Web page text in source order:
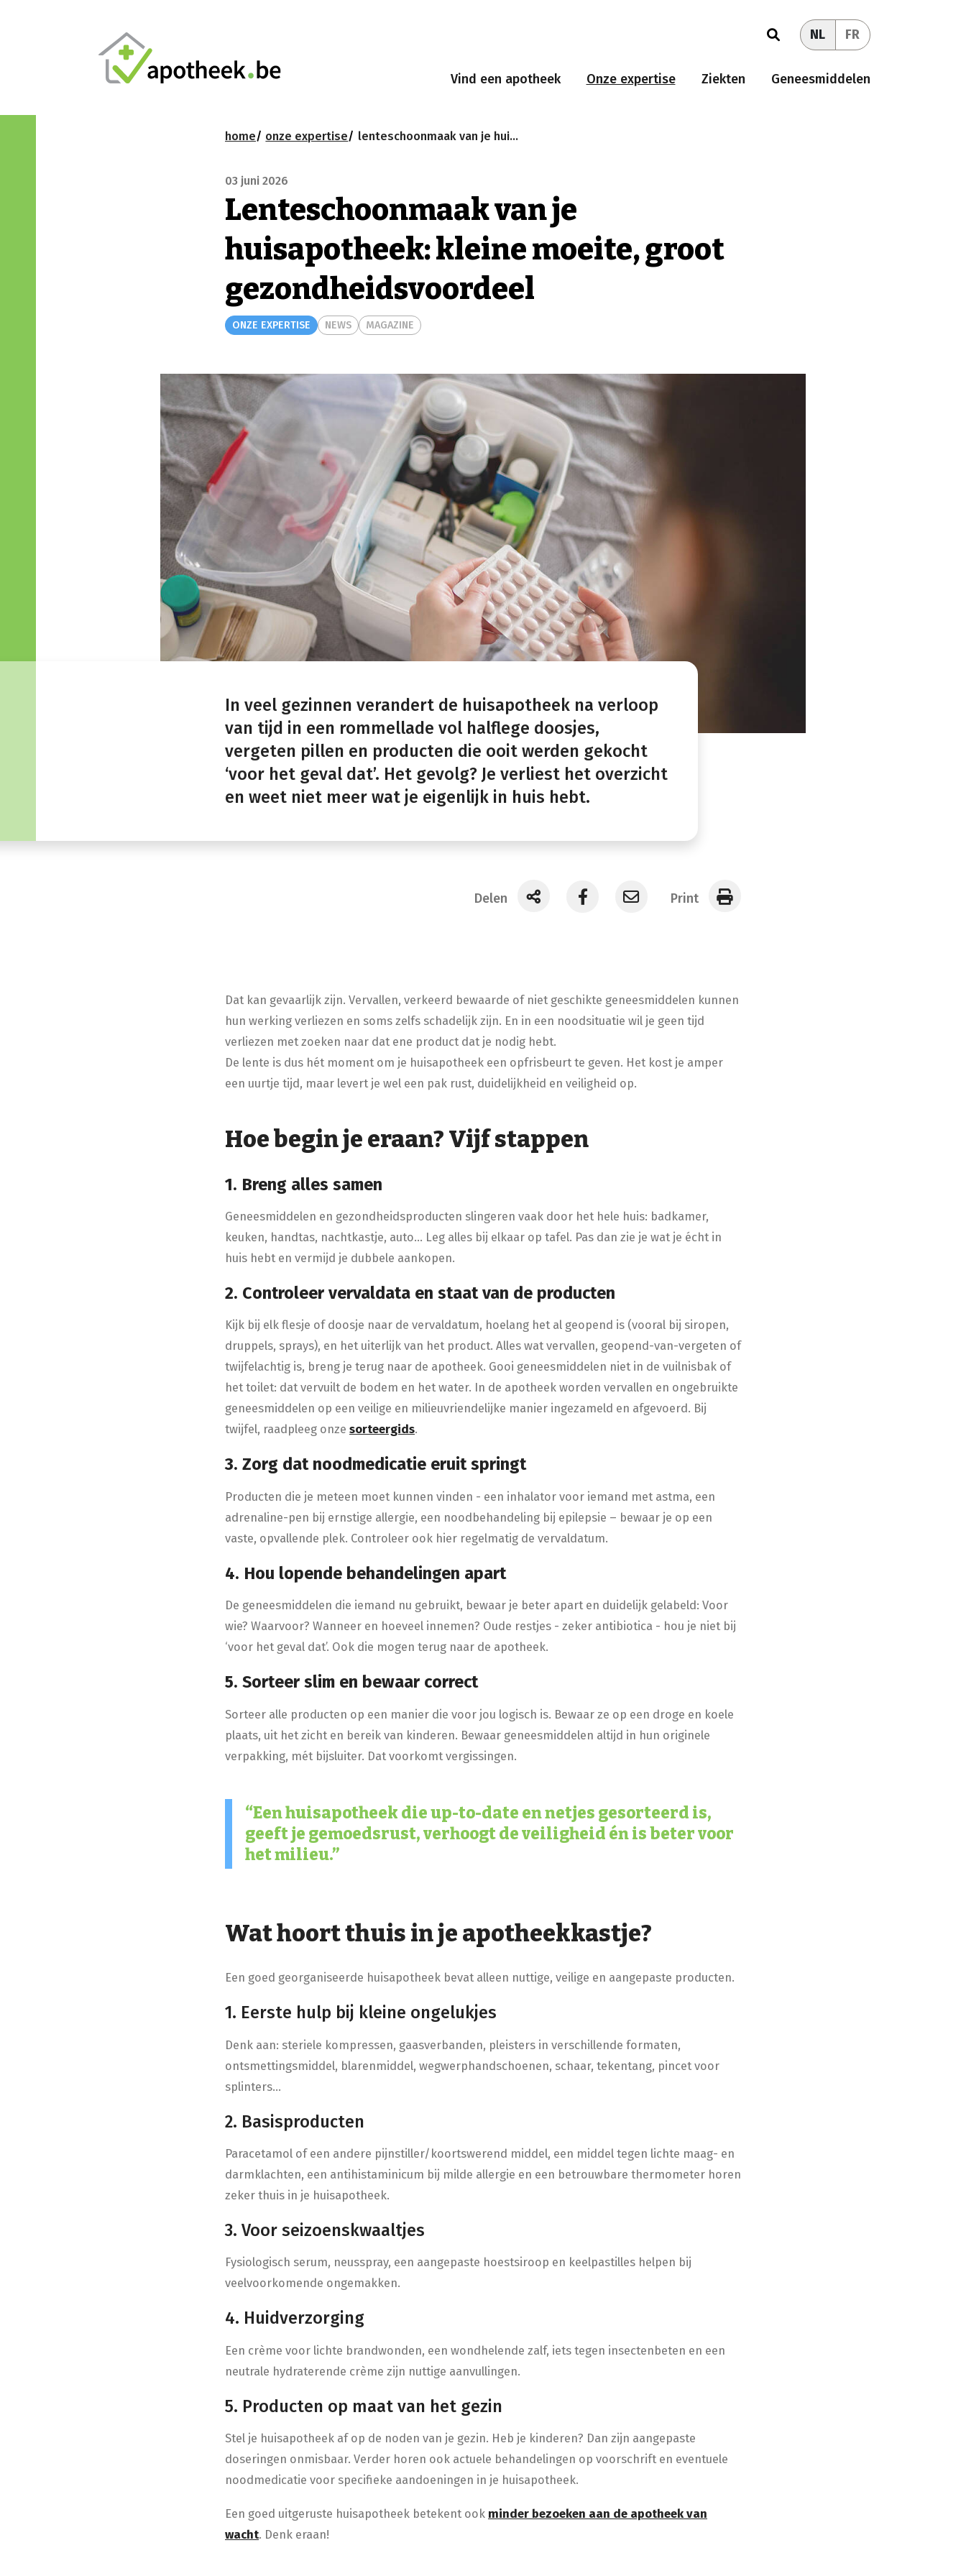
NL FR
Vind een apotheek Onze expertise Ziekten Geneesmiddelen
home onze expertise lenteschoonmaak van je huisapotheek: kleine moeite, groot gezondheidsvoordeel
03 juni 2026
Lenteschoonmaak van je
huisapotheek: kleine moeite, groot
gezondheidsvoordeel
ONZE EXPERTISE NEWS MAGAZINE
In veel gezinnen verandert de huisapotheek na verloop
van tijd in een rommellade vol halflege doosjes,
vergeten pillen en producten die ooit werden gekocht
‘voor het geval dat’. Het gevolg? Je verliest het overzicht
en weet niet meer wat je eigenlijk in huis hebt.
Delen Print
Dat kan gevaarlijk zijn. Vervallen, verkeerd bewaarde of niet geschikte geneesmiddelen kunnen
hun werking verliezen en soms zelfs schadelijk zijn. En in een noodsituatie wil je geen tijd
verliezen met zoeken naar dat ene product dat je nodig hebt.
De lente is dus hét moment om je huisapotheek een opfrisbeurt te geven. Het kost je amper
een uurtje tijd, maar levert je wel een pak rust, duidelijkheid en veiligheid op.
Hoe begin je eraan? Vijf stappen
1. Breng alles samen
Geneesmiddelen en gezondheidsproducten slingeren vaak door het hele huis: badkamer,
keuken, handtas, nachtkastje, auto… Leg alles bij elkaar op tafel. Pas dan zie je wat je écht in
huis hebt en vermijd je dubbele aankopen.
2. Controleer vervaldata en staat van de producten
Kijk bij elk flesje of doosje naar de vervaldatum, hoelang het al geopend is (vooral bij siropen,
druppels, sprays), en het uiterlijk van het product. Alles wat vervallen, geopend-van-vergeten of
twijfelachtig is, breng je terug naar de apotheek. Gooi geneesmiddelen niet in de vuilnisbak of
het toilet: dat vervuilt de bodem en het water. In de apotheek worden vervallen en ongebruikte
geneesmiddelen op een veilige en milieuvriendelijke manier ingezameld en afgevoerd. Bij
twijfel, raadpleeg onze sorteergids.
3. Zorg dat noodmedicatie eruit springt
Producten die je meteen moet kunnen vinden - een inhalator voor iemand met astma, een
adrenaline-pen bij ernstige allergie, een noodbehandeling bij epilepsie – bewaar je op een
vaste, opvallende plek. Controleer ook hier regelmatig de vervaldatum.
4. Hou lopende behandelingen apart
De geneesmiddelen die iemand nu gebruikt, bewaar je beter apart en duidelijk gelabeld: Voor
wie? Waarvoor? Wanneer en hoeveel innemen? Oude restjes - zeker antibiotica - hou je niet bij
‘voor het geval dat’. Ook die mogen terug naar de apotheek.
5. Sorteer slim en bewaar correct
Sorteer alle producten op een manier die voor jou logisch is. Bewaar ze op een droge en koele
plaats, uit het zicht en bereik van kinderen. Bewaar geneesmiddelen altijd in hun originele
verpakking, mét bijsluiter. Dat voorkomt vergissingen.
Een huisapotheek die up-to-date en netjes gesorteerd is,
geeft je gemoedsrust, verhoogt de veiligheid én is beter voor
het milieu.
Wat hoort thuis in je apotheekkastje?
Een goed georganiseerde huisapotheek bevat alleen nuttige, veilige en aangepaste producten.
1. Eerste hulp bij kleine ongelukjes
Denk aan: steriele kompressen, gaasverbanden, pleisters in verschillende formaten,
ontsmettingsmiddel, blarenmiddel, wegwerphandschoenen, schaar, tekentang, pincet voor
splinters…
2. Basisproducten
Paracetamol of een andere pijnstiller/koortswerend middel, een middel tegen lichte maag- en
darmklachten, een antihistaminicum bij milde allergie en een betrouwbare thermometer horen
zeker thuis in je huisapotheek.
3. Voor seizoenskwaaltjes
Fysiologisch serum, neusspray, een aangepaste hoestsiroop en keelpastilles helpen bij
veelvoorkomende ongemakken.
4. Huidverzorging
Een crème voor lichte brandwonden, een wondhelende zalf, iets tegen insectenbeten en een
neutrale hydraterende crème zijn nuttige aanvullingen.
5. Producten op maat van het gezin
Stel je huisapotheek af op de noden van je gezin. Heb je kinderen? Dan zijn aangepaste
doseringen onmisbaar. Verder horen ook actuele behandelingen op voorschrift en eventuele
noodmedicatie voor specifieke aandoeningen in je huisapotheek.
Een goed uitgeruste huisapotheek betekent ook minder bezoeken aan de apotheek van
wacht. Denk eraan!